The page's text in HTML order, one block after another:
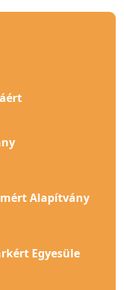
Alapítvány
Egyesüle